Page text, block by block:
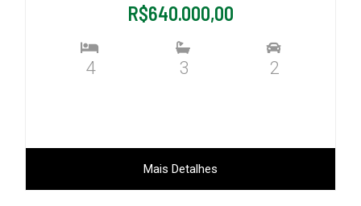
R$640.000,00
4 3 2
Mais Detalhes